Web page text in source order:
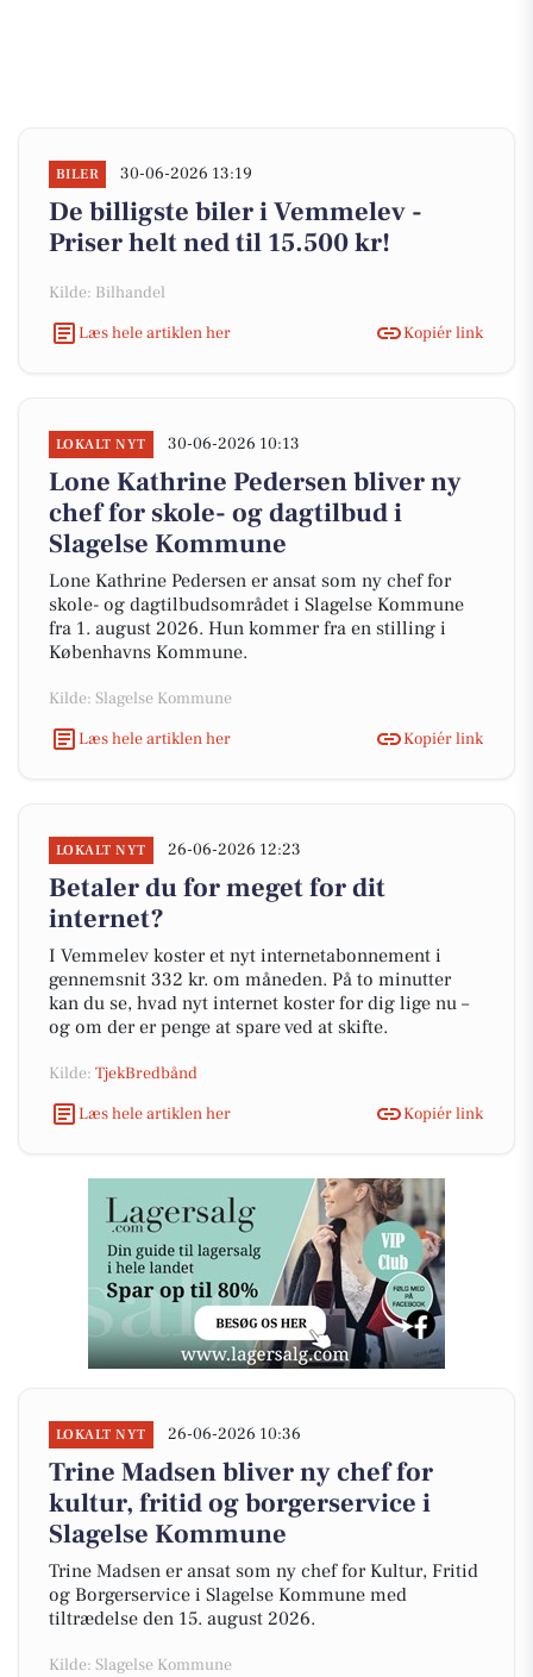
BILER 30-06-2026 13:19
De billigste biler i Vemmelev -
Priser helt ned til 15.500 kr!
Kilde: Bilhandel
Læs hele artiklen her
Kopiér link
LOKALT NYT 30-06-2026 10:13
Lone Kathrine Pedersen bliver ny
chef for skole- og dagtilbud i
Slagelse Kommune
Lone Kathrine Pedersen er ansat som ny chef for
skole- og dagtilbudsområdet i Slagelse Kommune
fra 1. august 2026. Hun kommer fra en stilling i
Københavns Kommune.
Kilde: Slagelse Kommune
Læs hele artiklen her
Kopiér link
LOKALT NYT 26-06-2026 12:23
Betaler du for meget for dit
internet?
I Vemmelev koster et nyt internetabonnement i
gennemsnit 332 kr. om måneden. På to minutter
kan du se, hvad nyt internet koster for dig lige nu –
og om der er penge at spare ved at skifte.
Kilde: TjekBredbånd
Læs hele artiklen her
Kopiér link
LOKALT NYT 26-06-2026 10:36
Trine Madsen bliver ny chef for
kultur, fritid og borgerservice i
Slagelse Kommune
Trine Madsen er ansat som ny chef for Kultur, Fritid
og Borgerservice i Slagelse Kommune med
tiltrædelse den 15. august 2026.
Kilde: Slagelse Kommune